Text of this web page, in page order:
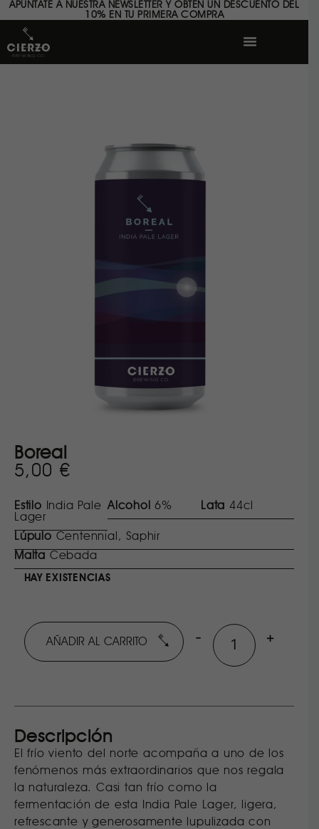
APÚNTATE A NUESTRA NEWSLETTER Y OBTÉN UN DESCUENTO DEL
10% EN TU PRIMERA COMPRA
Boreal
5,00€
Estilo India Pale
Lager
Alcohol 6% Lata 44cl
Lúpulo Centennial, Saphir
Malta Cebada
HAY EXISTENCIAS
- +
AÑADIR AL CARRITO
Descripción
El frío viento del norte acompaña a uno de los
fenómenos más extraordinarios que nos regala
la naturaleza. Casi tan frío como la
fermentación de esta India Pale Lager, ligera,
refrescante y generosamente lupulizada con